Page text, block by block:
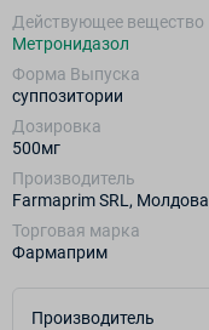
Действующее вещество
Метронидазол
Форма Выпуска
суппозитории
Дозировка
500мг
Производитель
Farmaprim SRL, Молдова
Торговая марка
Фармаприм
Производитель